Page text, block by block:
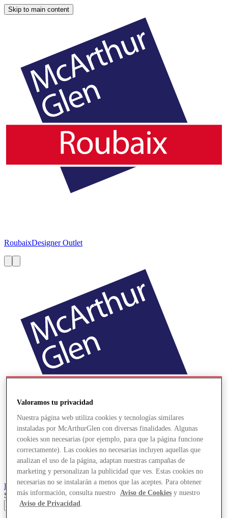
Skip to main content
RoubaixDesigner Outlet
RoubaixDesigner Outlet
Search input
Valoramos tu privacidad
Nuestra página web utiliza cookies y tecnologías similares
instaladas por McArthurGlen con diversas finalidades. Algunas
cookies son necesarias (por ejemplo, para que la página funcione
correctamente). Las cookies no necesarias incluyen aquellas que
analizan el uso de la página, adaptan nuestras campañas de
marketing y personalizan la publicidad que ves. Estas cookies no
necesarias no se instalarán a menos que las aceptes. Para obtener
más información, consulta nuestro
Aviso de Cookies y nuestro
Aviso de Privacidad.